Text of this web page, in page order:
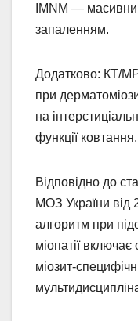
IMNM —
запаленням.
Додатково: КТ/
при
на
функції ковтання.
Відповідно до
МОЗ України від
алгоритм при
міопатії
міозит-